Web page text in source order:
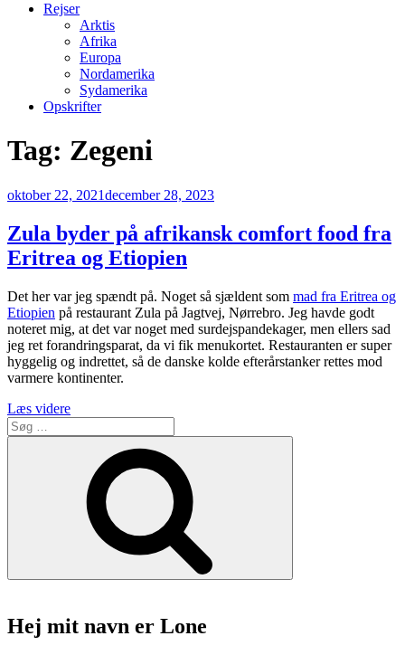
Rejser
Arktis
Afrika
Europa
Nordamerika
Sydamerika
Opskrifter
Tag: Zegeni
Udgivet
oktober 22, 2021december 28, 2023
Zula byder på afrikansk comfort food fra
Eritrea og Etiopien
Det her var jeg spændt på. Noget så sjældent som mad fra Eritrea og
Etiopien på restaurant Zula på Jagtvej, Nørrebro. Jeg havde godt
noteret mig, at det var noget med surdejspandekager, men ellers sad
jeg ret forandringsparat, da vi fik menukortet. Restauranten er super
hyggelig og indrettet, så de danske kolde efterårstanker rettes mod
varmere kontinenter.
Læs videre“Zula
på
afrikansk
comfort
food
Eritrea
Etiopien”
Søg
efter:
Hej mit navn er Lone